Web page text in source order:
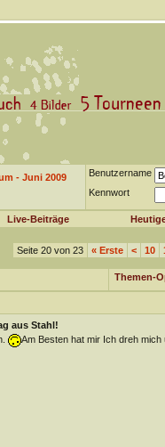
- Juni 2009 Benutzername
Kennwort
Live-Beiträge
Seite 20 von 23 «Erste < 10
Themen-
aus Stahl!
Am Besten hat mir Ich dreh